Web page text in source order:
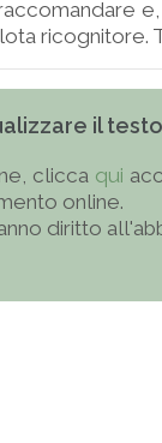
ricognitore.
il
clicca qui
online.
diritto